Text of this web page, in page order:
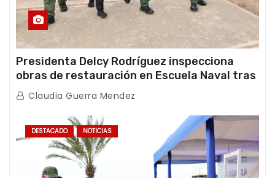
Presidenta Delcy Rodríguez inspecciona
obras de restauración en Escuela Naval tras
afectaciones sísmicas en La Guaira
Claudia Guerra Mendez
DESTACADO NOTICIAS